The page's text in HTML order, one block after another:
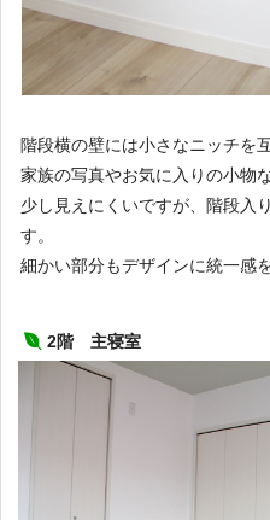
階段横の壁には小さなニッチを
家族の写真やお気に入りの小物
少し見えにくいですが、階段入
す。
細かい部分もデザインに統一感
2階 主寝室